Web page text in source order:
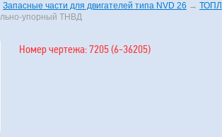
Запасные части для двигателей типа NVD 26 →
упорный ТНВД
Номер чертежа: 7205 (6-36205)